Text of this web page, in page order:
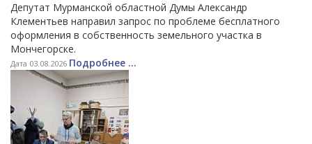
Депутат Мурманской областной Думы Александр
Клементьев направил запрос по проблеме бесплатного
оформления в собственность земельного участка в
Мончегорске.
Дата 03.08.2026 Подробнее ...